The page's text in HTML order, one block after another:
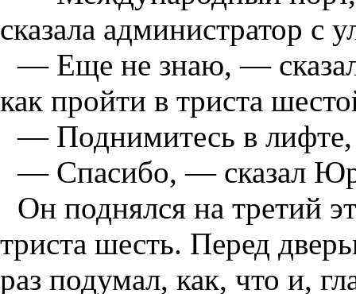
сказала администратор
— Еще не знаю, —
как пройти в триста
— Поднимитесь в лифте,
— Спасибо, — сказал
Он поднялся на третий
триста шесть. Перед
раз подумал, как, что и,